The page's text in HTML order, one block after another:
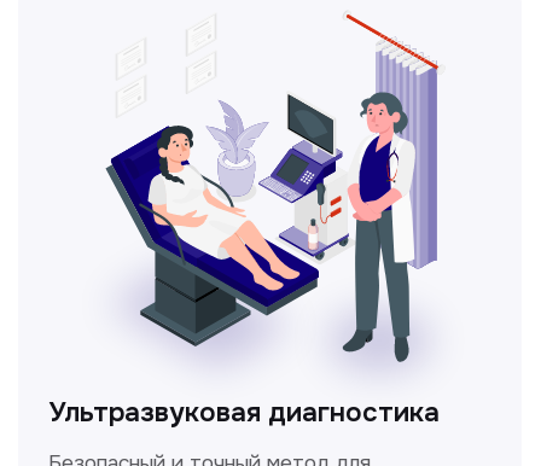
который используется для оценки
кровотока в сосудах.
Электрокардиография